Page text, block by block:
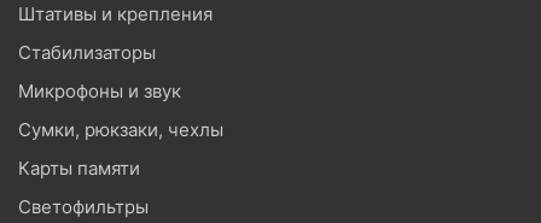
Штативы и крепления
Стабилизаторы
Микрофоны и звук
Сумки, рюкзаки, чехлы
Карты памяти
Светофильтры